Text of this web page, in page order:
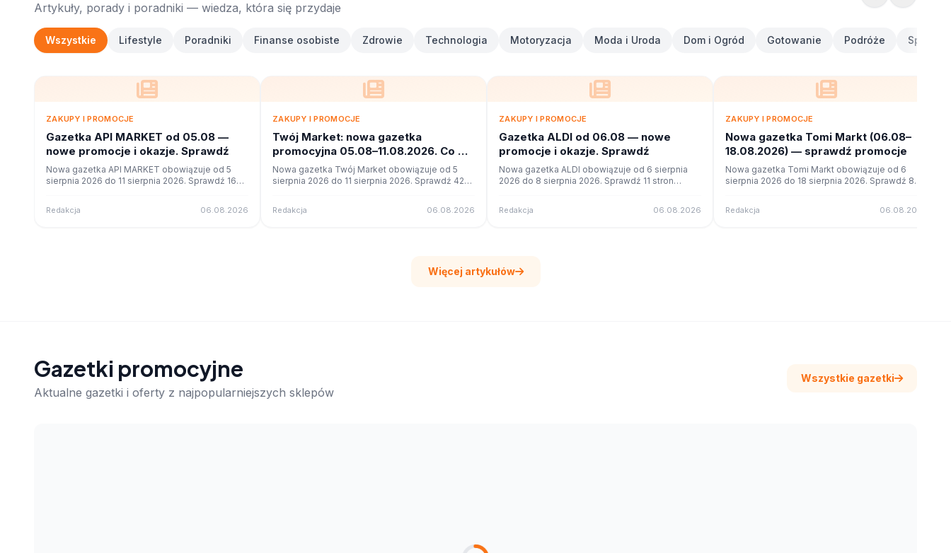
Artykuły, porady i poradniki — wiedza, która się przydaje
Wszystkie Lifestyle Poradniki Finanse osobiste Zdrowie Technologia Motoryzacja Moda i Uroda Dom i Ogród Gotowanie Podróże Sport i
ZAKUPY I PROMOCJE
Gazetka API MARKET od 05.08 —
nowe promocje i okazje. Sprawdź
Nowa gazetka API MARKET obowiązuje od 5
sierpnia 2026 do 11 sierpnia 2026. Sprawdź 16
Redakcja 06.08.2026
ZAKUPY I PROMOCJE
Twój Market: nowa gazetka
promocyjna 05.08–11.08.2026. Co w
ofercie?
Nowa gazetka Twój Market obowiązuje od 5
sierpnia 2026 do 11 sierpnia 2026. Sprawdź 42
Redakcja 06.08.2026
ZAKUPY I PROMOCJE
Gazetka ALDI od 06.08 — nowe
promocje i okazje. Sprawdź
Nowa gazetka ALDI obowiązuje od 6 sierpnia
2026 do 8 sierpnia 2026. Sprawdź 11 stron
Redakcja 06.08.2026
ZAKUPY I PROMOCJE
Nowa gazetka Tomi Markt (06.08–
18.08.2026) — sprawdź promocje
Nowa gazetka Tomi Markt obowiązuje od 6
sierpnia 2026 do 18 sierpnia 2026. Sprawdź 8
Redakcja 06.08.2026
Więcej artykułów
Gazetki promocyjne
Aktualne gazetki i oferty z najpopularniejszych sklepów
Wszystkie gazetki